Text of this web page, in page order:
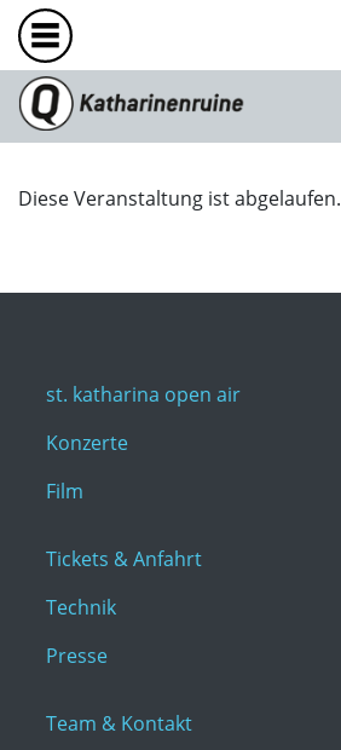
Diese Veranstaltung ist abgelaufen.
st. katharina open air
Konzerte
Film
Tickets & Anfahrt
Technik
Presse
Team & Kontakt